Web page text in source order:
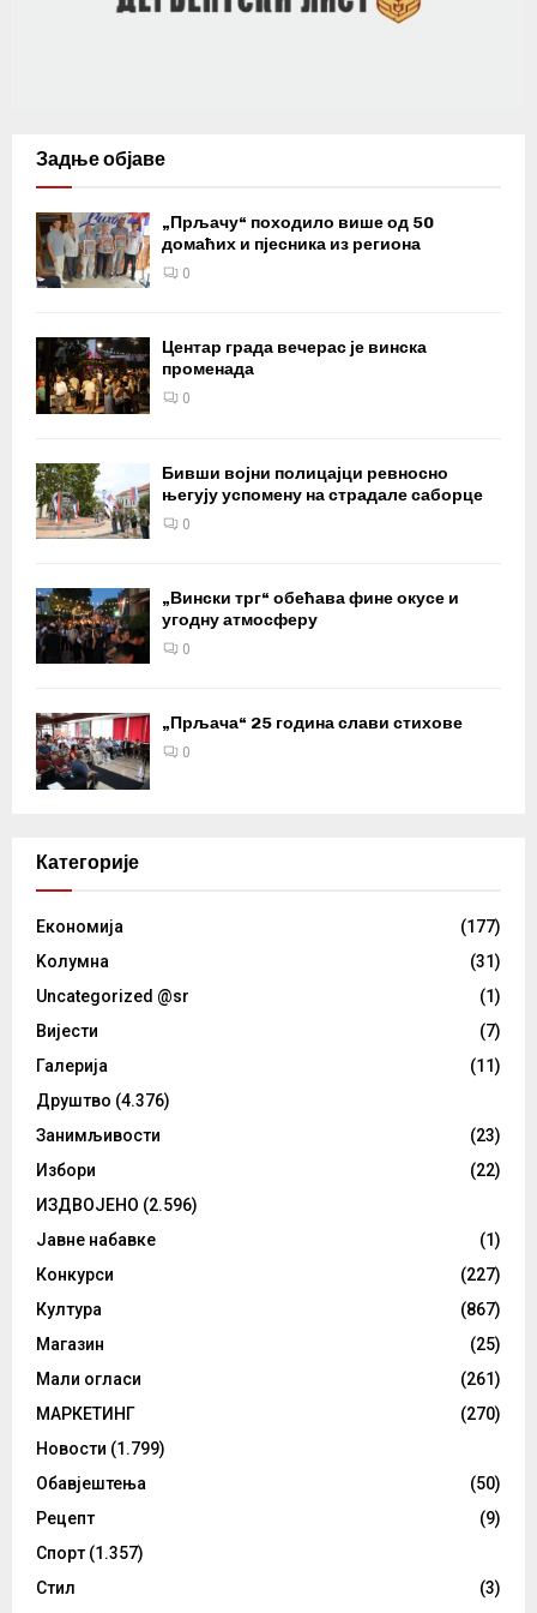
Задње објаве
„Прљачу“ походило више од 50
домаћих и пјесника из региона
0
Центар града вечерас је винска
променада
0
Бивши војни полицајци ревносно
његују успомену на страдале саборце
0
„Вински трг“ обећава фине окусе и
угодну атмосферу
0
„Прљача“ 25 година слави стихове
0
Категорије
Eкономија
(177)
Kолумнa
(31)
Uncategorized @sr
(1)
Вијести
(7)
Галерија
(11)
Друштво (4.376)
Занимљивости
(23)
Избори
(22)
ИЗДВОЈЕНО (2.596)
Јавне набавке
(1)
Конкурси
(227)
Култура
(867)
Магазин
(25)
Мали огласи
(261)
МАРКЕТИНГ
(270)
Новости (1.799)
Обавјештења
(50)
Рецепт
(9)
Спорт (1.357)
Стил
(3)